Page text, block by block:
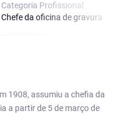
Categoria Proﬁssional
Chefe da oficina de gravura
1908, assumiu a chefia da
a partir de 5 de março de